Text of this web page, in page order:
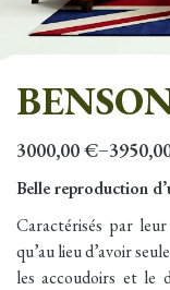
3000,00€–
Belle reproduction
Caractérisés par
qu’au lieu d’avoir
les accoudoirs et le